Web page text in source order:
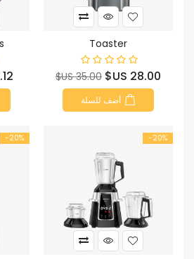
Toaster
السعر
28.00 US$ السعر
الأساسي
35.00 US$
أضف للسلة
US$
‎-20%
‎-20%